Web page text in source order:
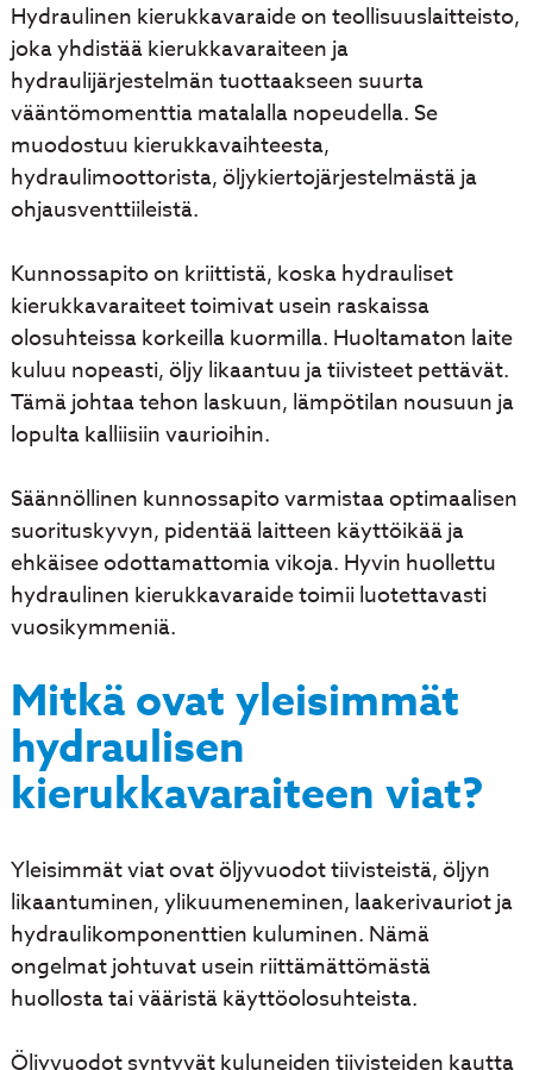
Hydraulinen kierukkavaraide on teollisuuslaitteisto,
joka yhdistää kierukkavaraiteen ja
hydraulijärjestelmän tuottaakseen suurta
vääntömomenttia matalalla nopeudella. Se
muodostuu kierukkavaihteesta,
hydraulimoottorista, öljykiertojärjestelmästä ja
ohjausventtiileistä.
Kunnossapito on kriittistä, koska hydrauliset
kierukkavaraiteet toimivat usein raskaissa
olosuhteissa korkeilla kuormilla. Huoltamaton laite
kuluu nopeasti, öljy likaantuu ja tiivisteet pettävät.
Tämä johtaa tehon laskuun, lämpötilan nousuun ja
lopulta kalliisiin vaurioihin.
Säännöllinen kunnossapito varmistaa optimaalisen
suorituskyvyn, pidentää laitteen käyttöikää ja
ehkäisee odottamattomia vikoja. Hyvin huollettu
hydraulinen kierukkavaraide toimii luotettavasti
vuosikymmeniä.
Mitkä ovat yleisimmät
hydraulisen
kierukkavaraiteen viat?
Yleisimmät viat ovat öljyvuodot tiivisteistä, öljyn
likaantuminen, ylikuumeneminen, laakerivauriot ja
hydraulikomponenttien kuluminen. Nämä
ongelmat johtuvat usein riittämättömästä
huollosta tai vääristä käyttöolosuhteista.
Öljyvuodot syntyvät kuluneiden tiivisteiden kautta